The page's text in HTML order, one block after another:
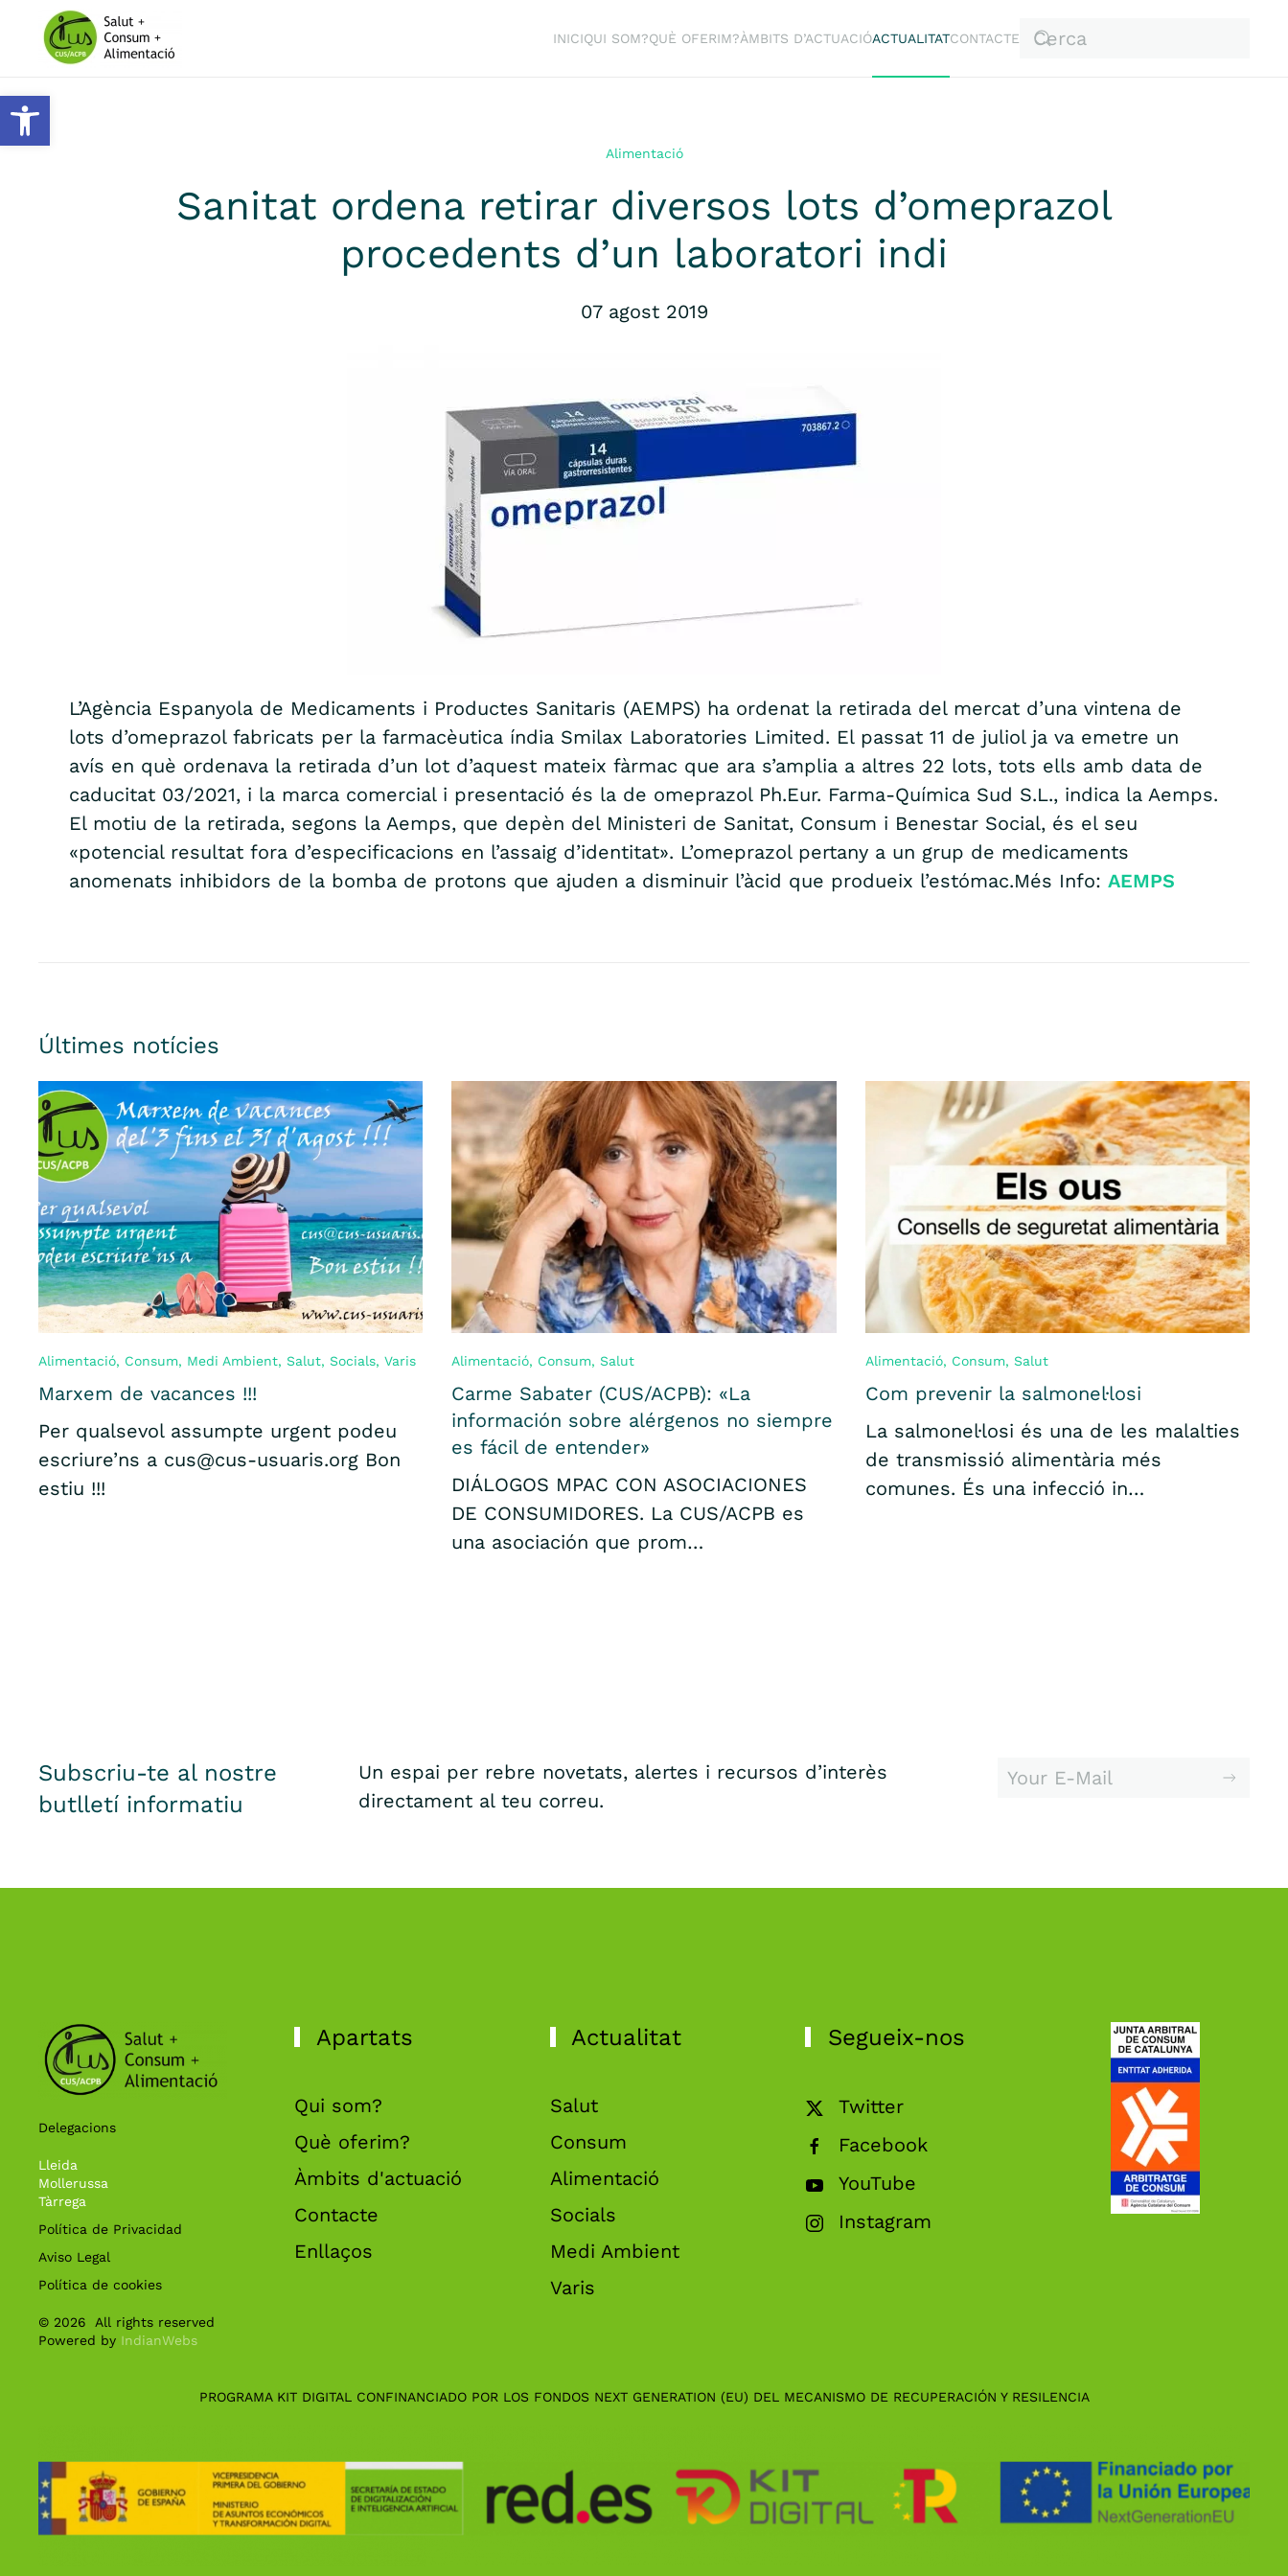
Obre la barra d'eines
Skip to main content
INICIQUI SOM?QUÈ OFERIM?ÀMBITS D’ACTUACIÓACTUALITATCONTACTE
Alimentació
Sanitat ordena retirar diversos lots d’omeprazol
procedents d’un laboratori indi
07 agost 2019
L’Agència Espanyola de Medicaments i Productes Sanitaris (AEMPS) ha ordenat la retirada del mercat d’una vintena de
lots d’omeprazol fabricats per la farmacèutica índia Smilax Laboratories Limited. El passat 11 de juliol ja va emetre un
avís en què ordenava la retirada d’un lot d’aquest mateix fàrmac que ara s’amplia a altres 22 lots, tots ells amb data de
caducitat 03/2021, i la marca comercial i presentació és la de omeprazol Ph.Eur. Farma-Química Sud S.L., indica la Aemps.
El motiu de la retirada, segons la Aemps, que depèn del Ministeri de Sanitat, Consum i Benestar Social, és el seu
«potencial resultat fora d’especificacions en l’assaig d’identitat». L’omeprazol pertany a un grup de medicaments
anomenats inhibidors de la bomba de protons que ajuden a disminuir l’àcid que produeix l’estómac.Més Info: AEMPS
Últimes notícies
Alimentació, Consum, Medi Ambient, Salut, Socials, Varis
Marxem de vacances !!!
Per qualsevol assumpte urgent podeu
escriure’ns a cus@cus-usuaris.org Bon
estiu !!!
Alimentació, Consum,Salut
Carme Sabater (CUS/ACPB): «La
información sobre alérgenos no siempre
es fácil de entender»
DIÁLOGOS MPAC CON ASOCIACIONES
DE CONSUMIDORES. La CUS/ACPB es
una asociación que prom…
Alimentació, Consum, Salut
Com prevenir la salmonel·losi
La salmonel·losi és una de les malalties
de transmissió alimentària més
comunes. És una infecció in…
Subscriu-te al nostre
butlletí informatiu
Un espai per rebre novetats, alertes i recursos d’interès
directament al teu correu.
Delegacions
Lleida
Mollerussa
Tàrrega
Política de Privacidad
Aviso Legal
Política de cookies
© 2026 All rights reserved
Powered by IndianWebs
Apartats
Qui som?
Què oferim?
Àmbits d'actuació
Contacte
Enllaços
Actualitat
Salut
Consum
Alimentació
Socials
Medi Ambient
Varis
Segueix-nos
Twitter
Facebook
YouTube
Instagram
PROGRAMA KIT DIGITAL CONFINANCIADO POR LOS FONDOS NEXT GENERATION (EU) DEL MECANISMO DE RECUPERACIÓN Y RESILENCIA